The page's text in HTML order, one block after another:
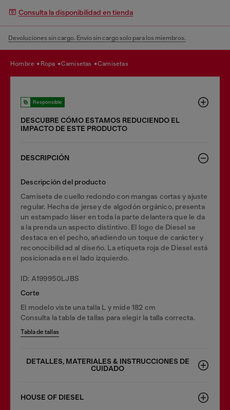
Consulta la disponibilidad en tienda
Devoluciones sin cargo. Envío sin cargo solo para los miembros.
hombre ropa camisetas camisetas
Responsible
DESCUBRE CÓMO ESTAMOS REDUCIENDO EL
IMPACTO DE ESTE PRODUCTO
DESCRIPCIÓN
Descripción del producto
Camiseta de cuello redondo con mangas cortas y ajuste
regular. Hecha de jersey de algodón orgánico, presenta
un estampado láser en toda la parte delantera que le da
a la prenda un aspecto distintivo. El logo de Diesel se
destaca en el pecho, añadiendo un toque de carácter y
reconocibilidad al diseño. La etiqueta roja de Diesel está
posicionada en el lado izquierdo.
ID: A199950LJBS
Corte
El modelo viste una talla L y mide 182 cm
Consulta la tabla de tallas para elegir la talla correcta.
Tabla de tallas
DETALLES, MATERIALES & INSTRUCCIONES DE
CUIDADO
HOUSE OF DIESEL